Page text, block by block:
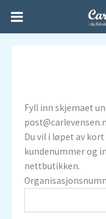
Fyll inn skjemaet
Du vil i løpet av
kundenummer og
nettbutikken.